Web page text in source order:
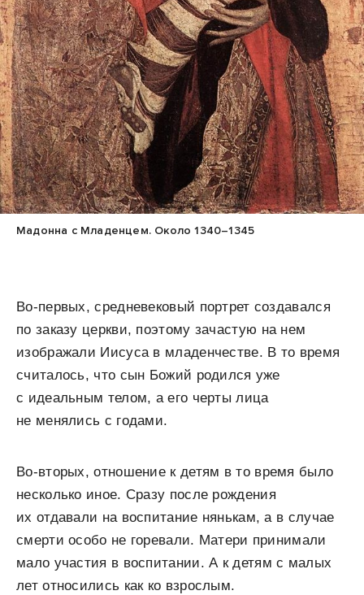
Мадонна с Младенцем. Около 1340–1345
Во-первых, средневековый портрет создавался
по заказу церкви, поэтому зачастую на нем
изображали Иисуса в младенчестве. В то время
считалось, что сын Божий родился уже
с идеальным телом, а его черты лица
не менялись с годами.
Во-вторых, отношение к детям в то время было
несколько иное. Сразу после рождения
их отдавали на воспитание нянькам, а в случае
смерти особо не горевали. Матери принимали
мало участия в воспитании. А к детям с малых
лет относились как ко взрослым.